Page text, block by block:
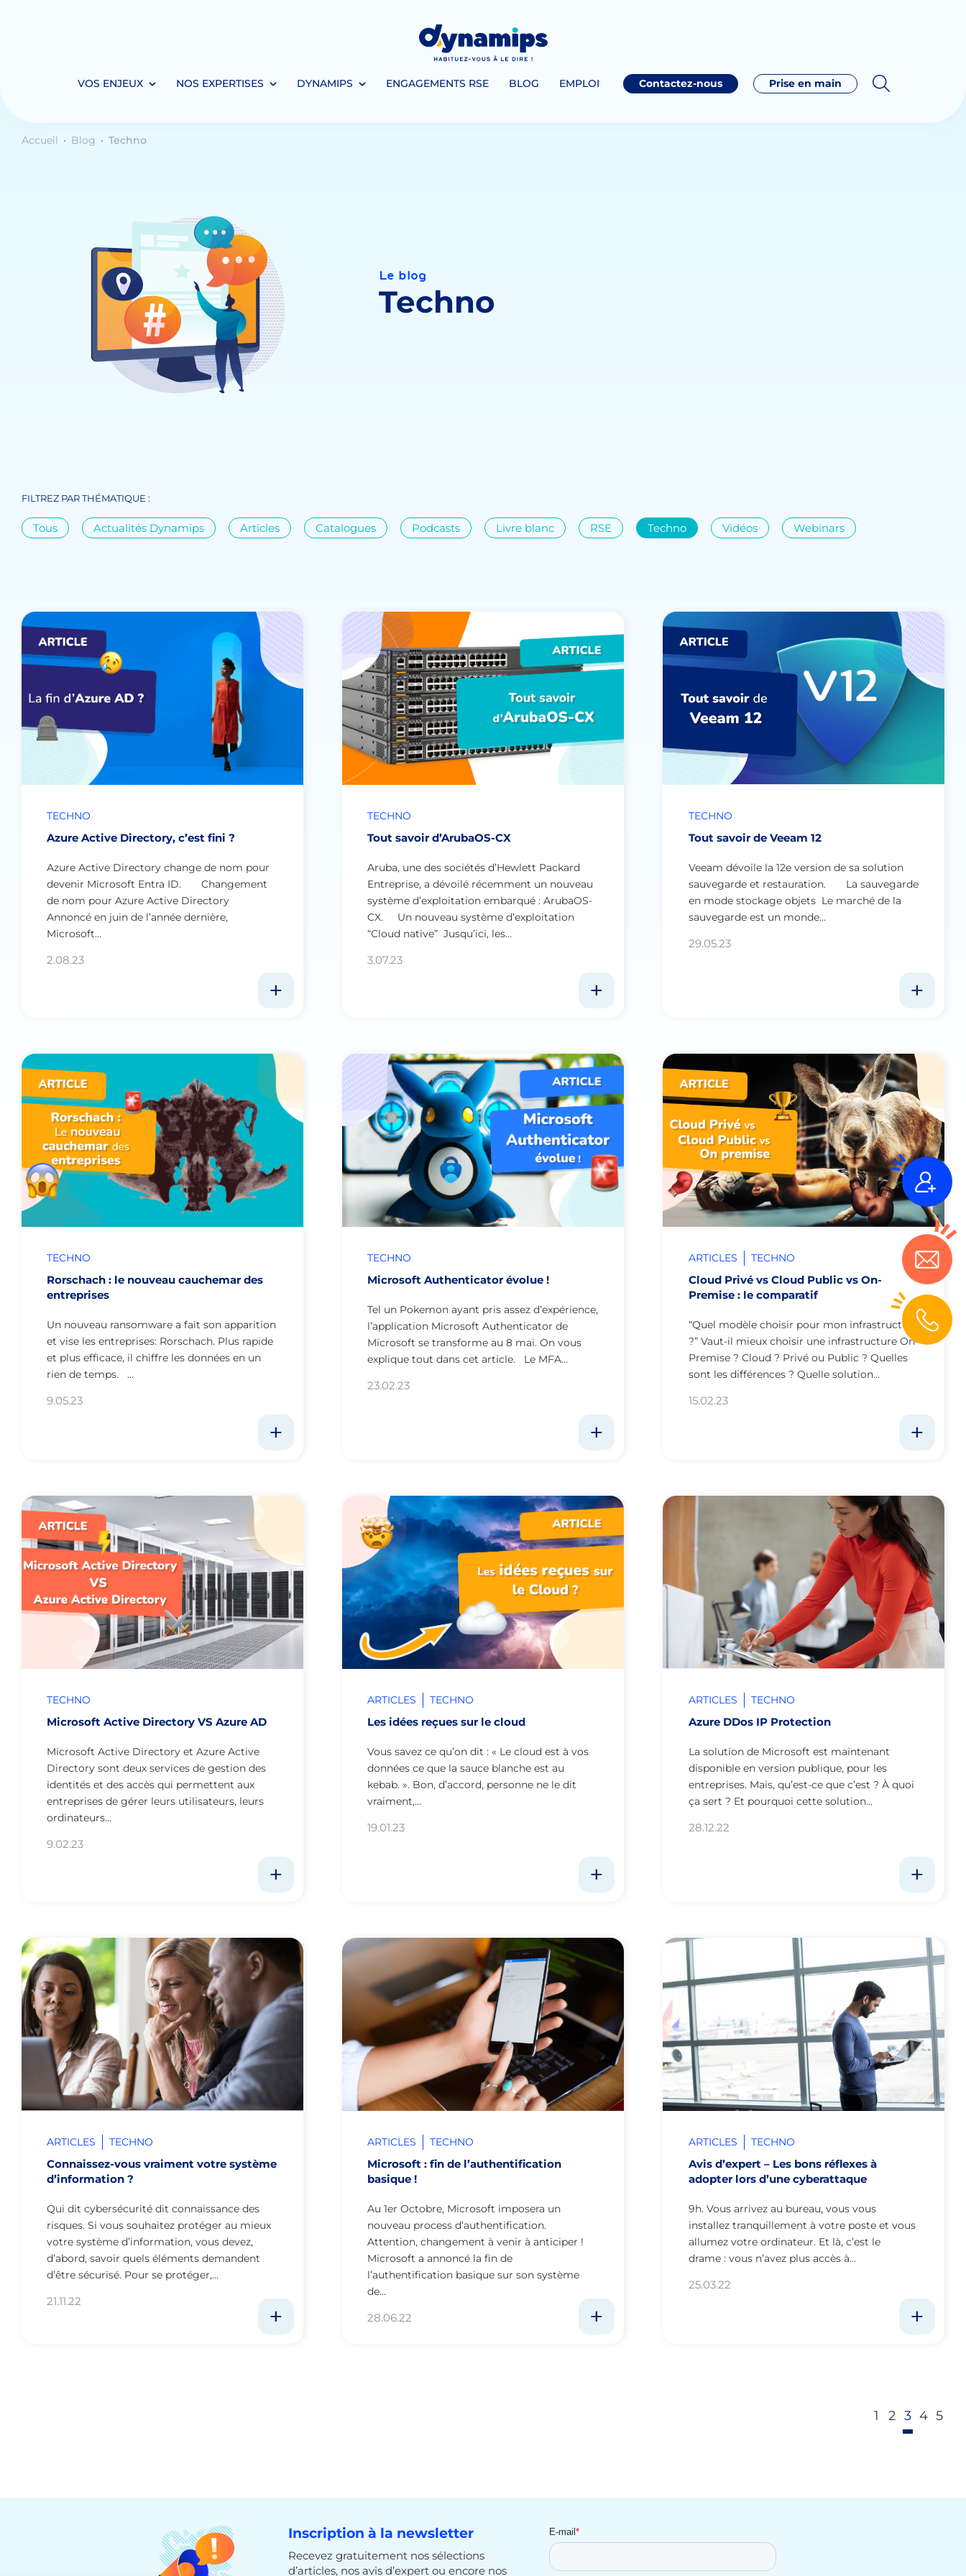
VOS ENJEUX NOS EXPERTISES DYNAMIPS ENGAGEMENTS RSE BLOG EMPLOI Contactez-nous Prise en main
Accueil Blog Techno
Le blog
Techno
FILTREZ PAR THÉMATIQUE :
Tous Actualités Dynamips Articles Catalogues Podcasts Livre blanc RSE Techno Vidéos Webinars
TECHNO
Azure Active Directory, c’est fini ?
Azure Active Directory change de nom pour
devenir Microsoft Entra ID. Changement
de nom pour Azure Active Directory
Annoncé en juin de l’année dernière,
Microsoft…
2.08.23
TECHNO
Tout savoir d’ArubaOS-CX
Aruba, une des sociétés d’Hewlett Packard
Entreprise, a dévoilé récemment un nouveau
système d’exploitation embarqué : ArubaOS-
CX. Un nouveau système d’exploitation
“Cloud native” Jusqu’ici, les…
3.07.23
TECHNO
Tout savoir de Veeam 12
Veeam dévoile la 12e version de sa solution
sauvegarde et restauration. La sauvegarde
en mode stockage objets Le marché de la
sauvegarde est un monde…
29.05.23
TECHNO
Rorschach : le nouveau cauchemar des
entreprises
Un nouveau ransomware a fait son apparition
et vise les entreprises: Rorschach. Plus rapide
et plus efficace, il chiffre les données en un
rien de temps. …
9.05.23
TECHNO
Microsoft Authenticator évolue !
Tel un Pokemon ayant pris assez d’expérience,
l’application Microsoft Authenticator de
Microsoft se transforme au 8 mai. On vous
explique tout dans cet article. Le MFA…
23.02.23
ARTICLES TECHNO
Cloud Privé vs Cloud Public vs On-
Premise : le comparatif
“Quel modèle choisir pour mon infrastructure
?” Vaut-il mieux choisir une infrastructure On-
Premise ? Cloud ? Privé ou Public ? Quelles
sont les différences ? Quelle solution…
15.02.23
TECHNO
Microsoft Active Directory VS Azure AD
Microsoft Active Directory et Azure Active
Directory sont deux services de gestion des
identités et des accès qui permettent aux
entreprises de gérer leurs utilisateurs, leurs
ordinateurs…
9.02.23
ARTICLES TECHNO
Les idées reçues sur le cloud
Vous savez ce qu’on dit : « Le cloud est à vos
données ce que la sauce blanche est au
kebab. ». Bon, d’accord, personne ne le dit
vraiment,…
19.01.23
ARTICLES TECHNO
Azure DDos IP Protection
La solution de Microsoft est maintenant
disponible en version publique, pour les
entreprises. Mais, qu’est-ce que c’est ? À quoi
ça sert ? Et pourquoi cette solution…
28.12.22
ARTICLES TECHNO
Connaissez-vous vraiment votre système
d’information ?
Qui dit cybersécurité dit connaissance des
risques. Si vous souhaitez protéger au mieux
votre système d’information, vous devez,
d’abord, savoir quels éléments demandent
d’être sécurisé. Pour se protéger,…
21.11.22
ARTICLES TECHNO
Microsoft : fin de l’authentification
basique !
Au 1er Octobre, Microsoft imposera un
nouveau process d’authentification.
Attention, changement à venir à anticiper !
Microsoft a annoncé la fin de
l’authentification basique sur son système
de…
28.06.22
ARTICLES TECHNO
Avis d’expert – Les bons réflexes à
adopter lors d’une cyberattaque
9h. Vous arrivez au bureau, vous vous
installez tranquillement à votre poste et vous
allumez votre ordinateur. Et là, c’est le
drame : vous n’avez plus accès à…
25.03.22
1 2 3 4 5
Inscription à la newsletter
Recevez gratuitement nos sélections
d’articles, nos avis d’expert ou encore nos